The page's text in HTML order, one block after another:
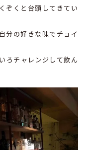
ぞくと台頭してきてい
分の好きな味でチョイ
ろチャレンジして飲ん